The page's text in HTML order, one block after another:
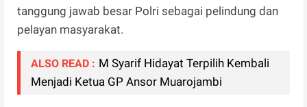
tanggung jawab besar Polri sebagai pelindung dan
pelayan masyarakat.
ALSO READ : M Syarif Hidayat Terpilih Kembali
Menjadi Ketua GP Ansor Muarojambi